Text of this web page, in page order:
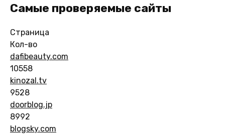
Самые проверяемые сайты
Страница
Кол-во
dafibeauty.com
10558
kinozal.tv
9528
doorblog.jp
8992
blogsky.com